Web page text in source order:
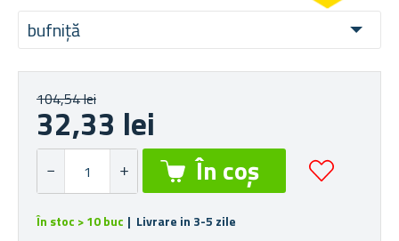
bufniță
104,54 lei
32,33 lei
În stoc > 10 buc | Livrare in 3-5 zile